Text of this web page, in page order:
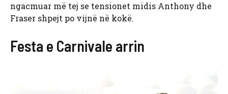
ngacmuar më tej se tensionet midis Anthony dhe
Fraser shpejt po vijnë në kokë.
Festa e Carnivale arrin